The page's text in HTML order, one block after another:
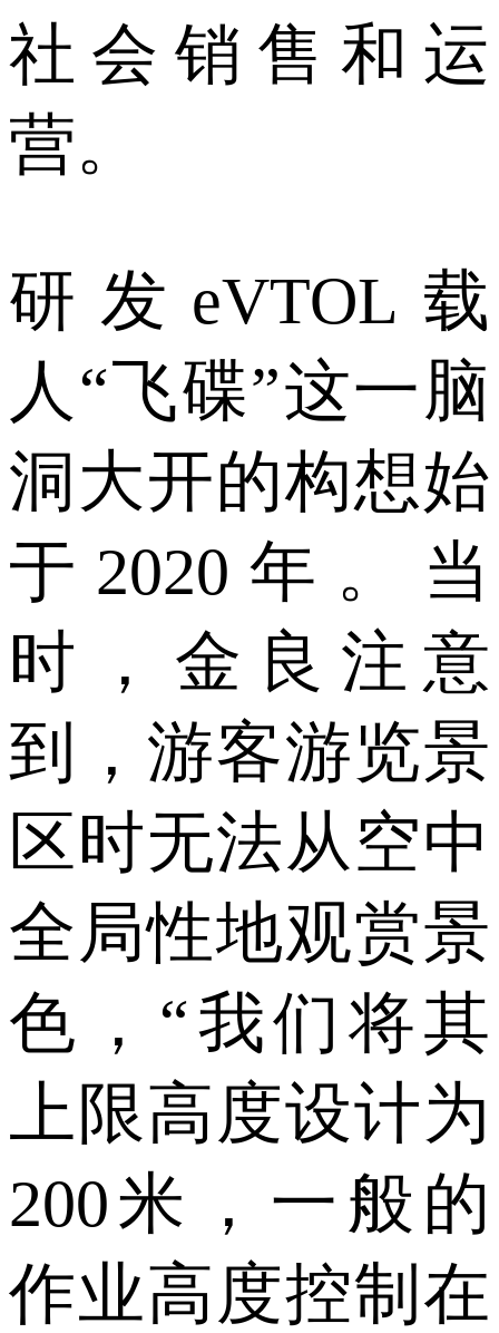
社会销售和运
营。
研发eVTOL载
人“飞碟”这一脑
洞大开的构想始
于2020年。当
时，金良注意
到，游客游览景
区时无法从空中
全局性地观赏景
色，“我们将其
上限高度设计为
200米，一般的
作业高度控制在